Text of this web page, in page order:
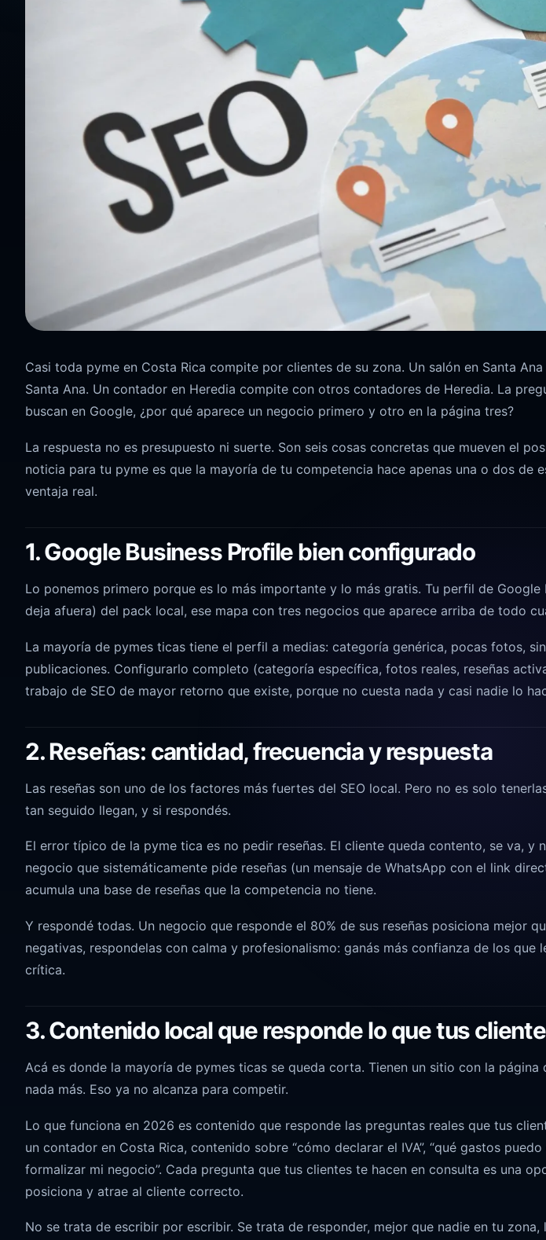
Casi toda pyme en Costa Rica compite por clientes de su zona. Un salón en Santa Ana
Santa Ana. Un contador en Heredia compite con otros contadores de Heredia. La
buscan en Google, ¿por qué aparece un negocio primero y otro en la página tres?
La respuesta no es presupuesto ni suerte. Son seis cosas concretas que mueven el
noticia para tu pyme es que la mayoría de tu competencia hace apenas una o dos de
ventaja real.
1. Google Business Profile bien configurado
Lo ponemos primero porque es lo más importante y lo más gratis. Tu perfil de Google
deja afuera) del pack local, ese mapa con tres negocios que aparece arriba de todo
La mayoría de pymes ticas tiene el perfil a medias: categoría genérica, pocas fotos,
publicaciones. Configurarlo completo (categoría específica, fotos reales, reseñas
trabajo de SEO de mayor retorno que existe, porque no cuesta nada y casi nadie lo
2. Reseñas: cantidad, frecuencia y respuesta
Las reseñas son uno de los factores más fuertes del SEO local. Pero no es solo
tan seguido llegan, y si respondés.
El error típico de la pyme tica es no pedir reseñas. El cliente queda contento, se va, y
negocio que sistemáticamente pide reseñas (un mensaje de WhatsApp con el link
acumula una base de reseñas que la competencia no tiene.
Y respondé todas. Un negocio que responde el 80% de sus reseñas posiciona mejor
negativas, respondelas con calma y profesionalismo: ganás más confianza de los que
crítica.
3. Contenido local que responde lo que tus
Acá es donde la mayoría de pymes ticas se queda corta. Tienen un sitio con la
nada más. Eso ya no alcanza para competir.
Lo que funciona en 2026 es contenido que responde las preguntas reales que tus
un contador en Costa Rica, contenido sobre “cómo declarar el IVA”, “qué gastos
formalizar mi negocio”. Cada pregunta que tus clientes te hacen en consulta es una
posiciona y atrae al cliente correcto.
No se trata de escribir por escribir. Se trata de responder, mejor que nadie en tu